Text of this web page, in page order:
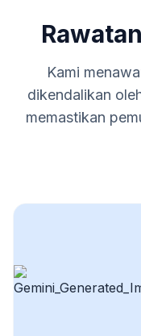
Rawatan
Kami
dikendalikan
memastikan